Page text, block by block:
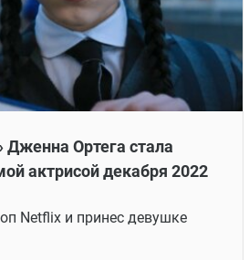
телепремию
выбирало расширенное жюри